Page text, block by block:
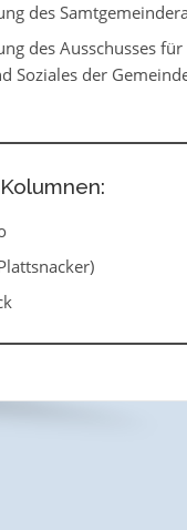
des
des Ausschusses für
Soziales der